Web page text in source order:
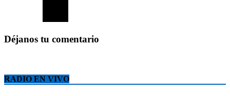
Déjanos tu comentario
RADIO EN VIVO